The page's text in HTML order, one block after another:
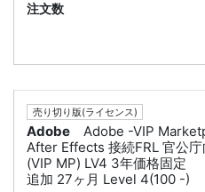
売り切り版(ライセンス)
Adobe
Adobe -VIP
After Effects 接続FRL 官公
(VIP MP) LV4 3年価格固定
追加 27ヶ月 Level 4(100 -)